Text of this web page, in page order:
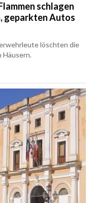
schlagen
geparkten Autos
löschten die
Häusern.